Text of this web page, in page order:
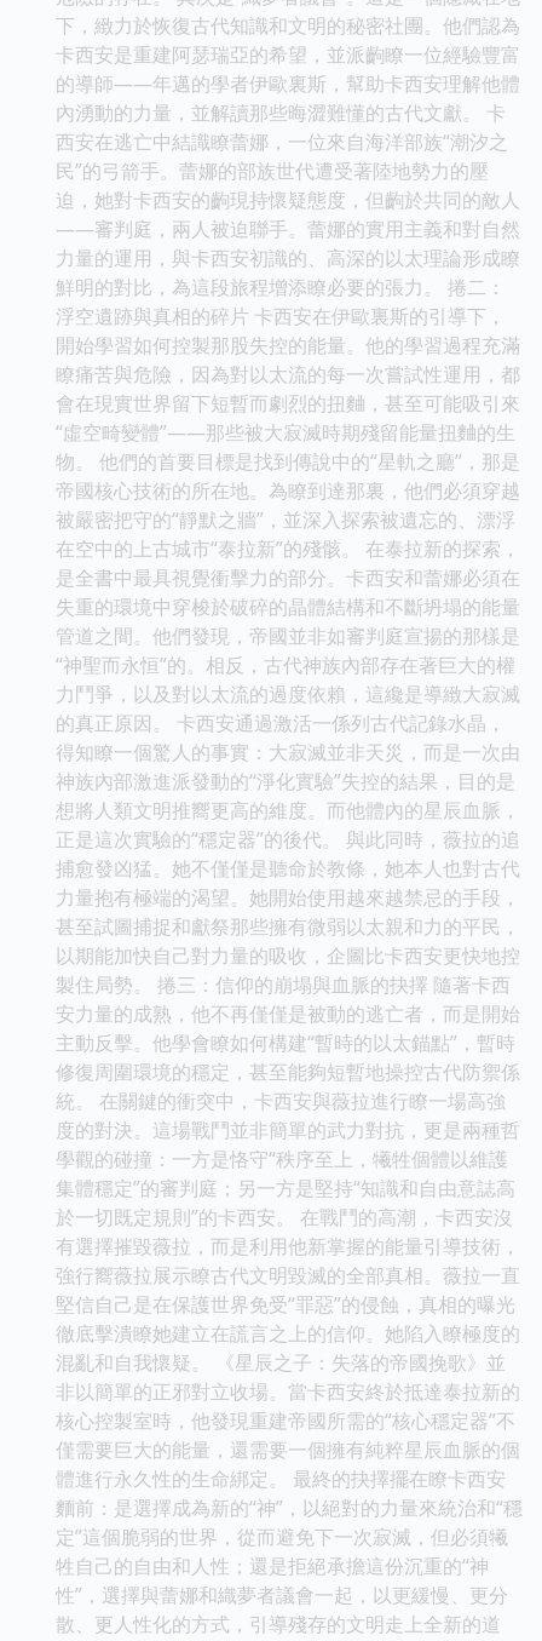
下，緻力於恢復古代知識和文明的秘密社團。他們認為
卡西安是重建阿瑟瑞亞的希望，並派齣瞭一位經驗豐富
的導師——年邁的學者伊歐裏斯，幫助卡西安理解他體
內湧動的力量，並解讀那些晦澀難懂的古代文獻。 卡
西安在逃亡中結識瞭蕾娜，一位來自海洋部族“潮汐之
民”的弓箭手。蕾娜的部族世代遭受著陸地勢力的壓
迫，她對卡西安的齣現持懷疑態度，但齣於共同的敵人
——審判庭，兩人被迫聯手。蕾娜的實用主義和對自然
力量的運用，與卡西安初識的、高深的以太理論形成瞭
鮮明的對比，為這段旅程增添瞭必要的張力。 捲二：
浮空遺跡與真相的碎片 卡西安在伊歐裏斯的引導下，
開始學習如何控製那股失控的能量。他的學習過程充滿
瞭痛苦與危險，因為對以太流的每一次嘗試性運用，都
會在現實世界留下短暫而劇烈的扭麯，甚至可能吸引來
“虛空畸變體”——那些被大寂滅時期殘留能量扭麯的生
物。 他們的首要目標是找到傳說中的“星軌之廳”，那是
帝國核心技術的所在地。為瞭到達那裏，他們必須穿越
被嚴密把守的“靜默之牆”，並深入探索被遺忘的、漂浮
在空中的上古城市“泰拉新”的殘骸。 在泰拉新的探索，
是全書中最具視覺衝擊力的部分。卡西安和蕾娜必須在
失重的環境中穿梭於破碎的晶體結構和不斷坍塌的能量
管道之間。他們發現，帝國並非如審判庭宣揚的那樣是
“神聖而永恒”的。相反，古代神族內部存在著巨大的權
力鬥爭，以及對以太流的過度依賴，這纔是導緻大寂滅
的真正原因。 卡西安通過激活一係列古代記錄水晶，
得知瞭一個驚人的事實：大寂滅並非天災，而是一次由
神族內部激進派發動的“淨化實驗”失控的結果，目的是
想將人類文明推嚮更高的維度。而他體內的星辰血脈，
正是這次實驗的“穩定器”的後代。 與此同時，薇拉的追
捕愈發凶猛。她不僅僅是聽命於教條，她本人也對古代
力量抱有極端的渴望。她開始使用越來越禁忌的手段，
甚至試圖捕捉和獻祭那些擁有微弱以太親和力的平民，
以期能加快自己對力量的吸收，企圖比卡西安更快地控
製住局勢。 捲三：信仰的崩塌與血脈的抉擇 隨著卡西
安力量的成熟，他不再僅僅是被動的逃亡者，而是開始
主動反擊。他學會瞭如何構建“暫時的以太錨點”，暫時
修復周圍環境的穩定，甚至能夠短暫地操控古代防禦係
統。 在關鍵的衝突中，卡西安與薇拉進行瞭一場高強
度的對決。這場戰鬥並非簡單的武力對抗，更是兩種哲
學觀的碰撞：一方是恪守“秩序至上，犧牲個體以維護
集體穩定”的審判庭；另一方是堅持“知識和自由意誌高
於一切既定規則”的卡西安。 在戰鬥的高潮，卡西安沒
有選擇摧毀薇拉，而是利用他新掌握的能量引導技術，
強行嚮薇拉展示瞭古代文明毀滅的全部真相。薇拉一直
堅信自己是在保護世界免受“罪惡”的侵蝕，真相的曝光
徹底擊潰瞭她建立在謊言之上的信仰。她陷入瞭極度的
混亂和自我懷疑。 《星辰之子：失落的帝國挽歌》並
非以簡單的正邪對立收場。當卡西安終於抵達泰拉新的
核心控製室時，他發現重建帝國所需的“核心穩定器”不
僅需要巨大的能量，還需要一個擁有純粹星辰血脈的個
體進行永久性的生命綁定。 最終的抉擇擺在瞭卡西安
麵前：是選擇成為新的“神”，以絕對的力量來統治和“穩
定”這個脆弱的世界，從而避免下一次寂滅，但必須犧
牲自己的自由和人性；還是拒絕承擔這份沉重的“神
性”，選擇與蕾娜和織夢者議會一起，以更緩慢、更分
散、更人性化的方式，引導殘存的文明走上全新的道